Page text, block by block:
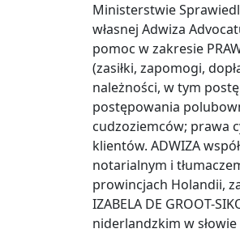
Ministerstwie
własnej Adwiza
pomoc w zakresie
(zasiłki, zapomogi,
należności, w tym
postępowania
cudzoziemców; prawa
klientów. ADWIZA
notarialnym i
prowincjach Holandii,
IZABELA DE GROOT-
niderlandzkim w